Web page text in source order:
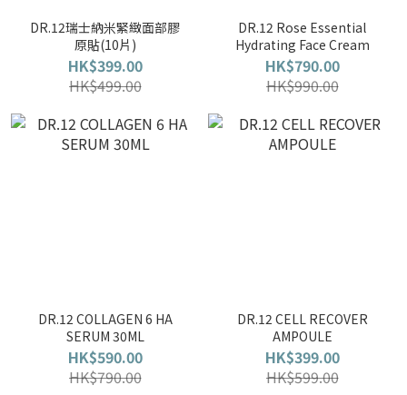
DR.12瑞士納米緊緻面部膠
原貼(10片)
HK$399.00
HK$499.00
DR.12 Rose Essential
Hydrating Face Cream
HK$790.00
HK$990.00
DR.12 COLLAGEN 6 HA
SERUM 30ML
HK$590.00
HK$790.00
DR.12 CELL RECOVER
AMPOULE
HK$399.00
HK$599.00